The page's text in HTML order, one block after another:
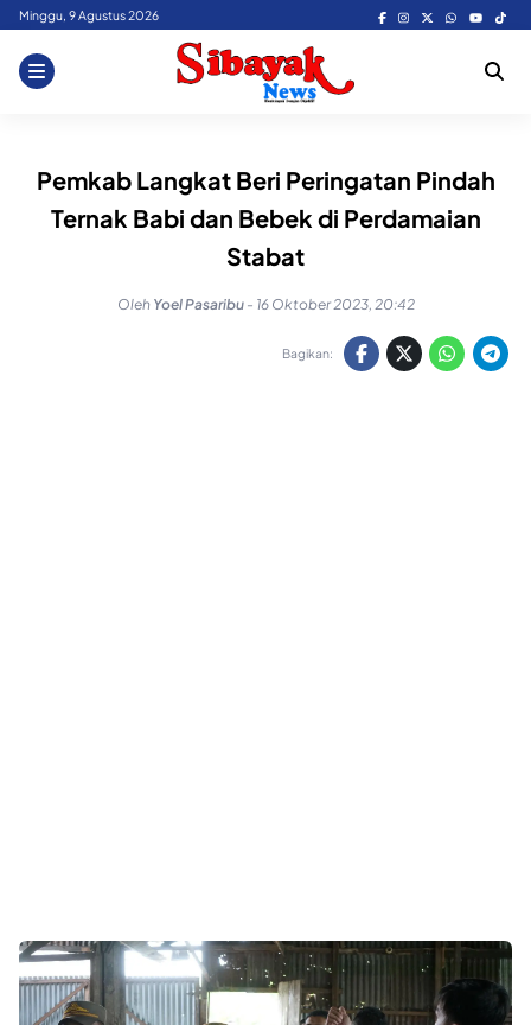
Skip
content
Minggu, 9 Agustus 2026
Pemkab Langkat Beri Peringatan Pindah
Ternak Babi dan Bebek di Perdamaian
Stabat
Oleh Yoel Pasaribu - 16 Oktober 2023, 20:42
Bagikan: